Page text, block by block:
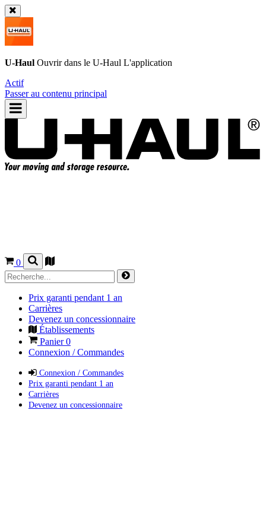
U-Haul Ouvrir dans le U-Haul L'application
Actif
Passer au contenu principal
0
Prix garanti pendant 1 an
Carrières
Devenez un concessionnaire
Établissements
Panier0
Connexion / Commandes
Connexion / Commandes
Prix garanti pendant 1 an
Carrières
Devenez un concessionnaire